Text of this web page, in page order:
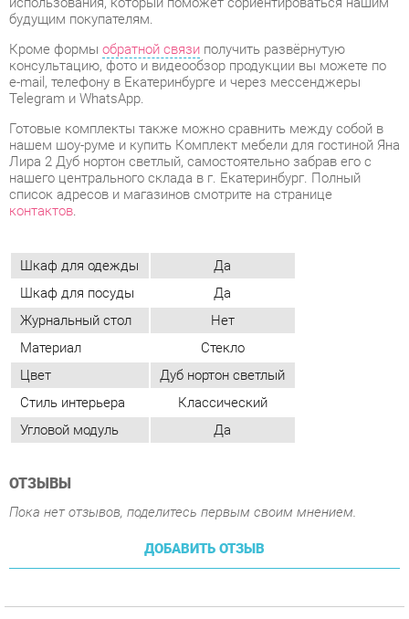
Готовые комплекты также можно сравнить между собой в
нашем шоу-руме и купить Комплект мебели для гостиной Яна
Лира 2 Дуб нортон светлый, самостоятельно забрав его с
нашего центрального склада в г. Екатеринбург. Полный
список адресов и магазинов смотрите на странице
контактов.
Шкаф для одежды Да
Шкаф для посуды
Да
Журнальный стол
Нет
Материал
Стиль интерьера
Классический
Угловой модуль
Да
ОТЗЫВЫ
Пока нет отзывов, поделитесь первым своим мнением.
ДОБАВИТЬ ОТЗЫВ